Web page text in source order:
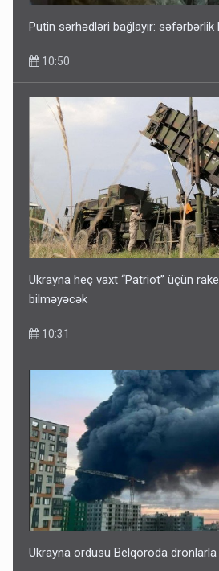
Putin sərhədləri bağlayır: səfərbərlik
10:50
Ukrayna heç vaxt “Patriot” üçün
bilməyəcək
10:31
Ukrayna ordusu Belqoroda